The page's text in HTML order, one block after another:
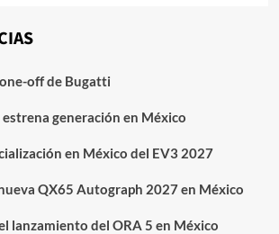
off de Bugatti
generación en México
en México del EV3 2027
QX65 Autograph 2027 en México
lanzamiento del ORA 5 en México